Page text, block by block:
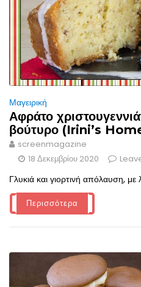
Μαγειρική
Αφράτο
βούτυρο (Irini’s
screenmagazine
18 Δεκεμβρίου 2020
Γλυκιά και γιορτινή απόλαυση, με
Περισσότερα